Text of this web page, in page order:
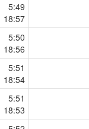
5:49
18:57
5:50
18:56
5:51
18:54
5:51
18:53